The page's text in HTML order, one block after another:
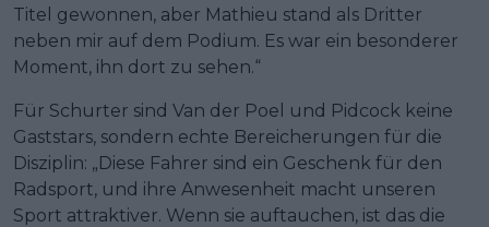
Titel gewonnen, aber Mathieu stand als Dritter
neben mir auf dem Podium. Es war ein besonderer
Moment, ihn dort zu sehen.“
Für Schurter sind Van der Poel und Pidcock keine
Gaststars, sondern echte Bereicherungen für die
Disziplin: „Diese Fahrer sind ein Geschenk für den
Radsport, und ihre Anwesenheit macht unseren
Sport attraktiver. Wenn sie auftauchen, ist das die